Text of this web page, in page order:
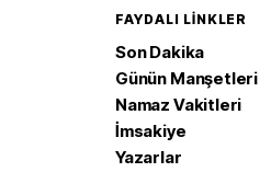
FAYDALI LINKLER
Son Dakika
Günün Manşetleri
Namaz Vakitleri
İmsakiye
Yazarlar